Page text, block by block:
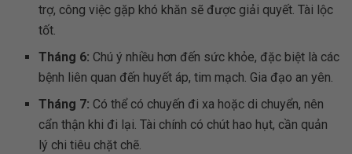
trợ, công việc gặp khó khăn sẽ được giải quyết. Tài lộc
tốt.
Tháng 6: Chú ý nhiều hơn đến sức khỏe, đặc biệt là các
bệnh liên quan đến huyết áp, tim mạch. Gia đạo an yên.
Tháng 7:Có thể có chuyến đi xa hoặc di chuyển, nên
cẩn thận khi đi lại. Tài chính có chút hao hụt, cần quản
lý chi tiêu chặt chẽ.